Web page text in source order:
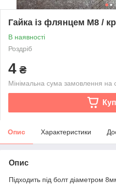
Гайка із флянцем М8 /
В наявності
Роздріб
4 ₴
Мінімальна сума замовлення на
Опис Характеристики
Опис
Підходить під болт діаметром